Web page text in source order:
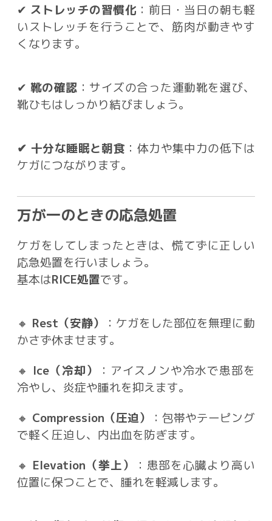
✔ ストレッチの習慣化 ：前日・当日の朝も軽
いストレッチを行うことで、筋肉が動きやす
くなります。
✔ 靴の確認 ：サイズの合った運動靴を選び、
靴ひもはしっかり結びましょう。
✔ 十分な睡眠と朝食 ：体力や集中力の低下は
ケガにつながります。
万が一のときの応急処置
ケガをしてしまったときは、慌てずに正しい
応急処置を行いましょう。
基本はRICE処置です。
🔸 Rest（安静）
：ケガをした部位を無理に動
かさず休ませます。
🔸 Ice（冷却）
：アイスノンや冷水で患部を
冷やし、炎症や腫れを抑えます。
🔸 Compression（圧迫）
：包帯やテーピング
で軽く圧迫し、内出血を防ぎます。
🔸 Elevation（挙上）
：患部を心臓より高い
位置に保つことで、腫れを軽減します。